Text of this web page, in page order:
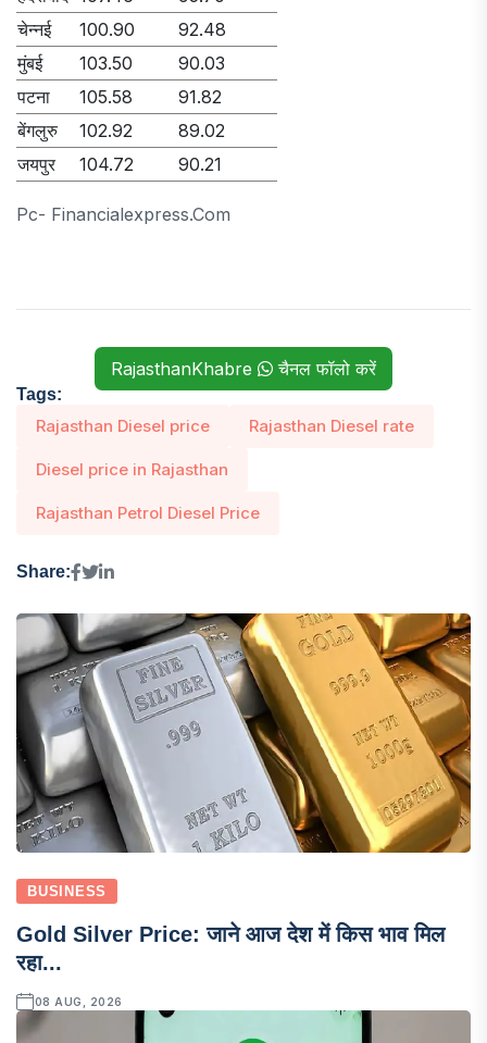
चेन्नई
100.90
92.48
मुंबई
103.50
90.03
पटना
105.58
91.82
बेंगलुरु
102.92
89.02
जयपुर
104.72 90.21
Pc- Financialexpress.com
RajasthanKhabre चैनल फॉलो करें
Tags:
Rajasthan Diesel price Rajasthan Diesel rate
Diesel price in Rajasthan
Rajasthan Petrol Diesel Price
Share:
BUSINESS
Gold Silver Price: जाने आज देश में किस भाव मिल
रहा...
08 AUG, 2026